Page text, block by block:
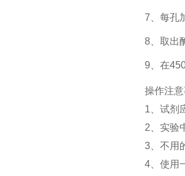
7、每孔
8、取出
9、在
操作注
1、 试剂
2、 实验
3、 不用
4、 使用